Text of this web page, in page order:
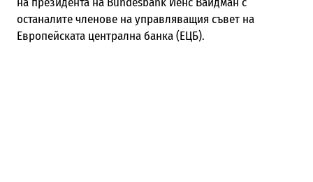
останалите членове на управляващия съвет на
Европейската централна банка (ЕЦБ).